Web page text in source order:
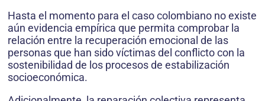
Hasta el momento para el caso colombiano no existe
aún evidencia empírica que permita comprobar la
relación entre la recuperación emocional de las
personas que han sido víctimas del conflicto con la
sostenibilidad de los procesos de estabilización
socioeconómica.